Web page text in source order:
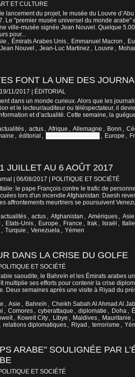
ET CULTURE
lancement du projet, le musée du Louvre
Le "premier musée universel du monde arabe"
ville-musée signée Jean Nouvel. Quelque
pour...
, Émirats Arabes Unis , Emmanuel Macron ,
Jean Nouvel , Jean-Luc Martinez , Louvre ,
FONT LA UNE DES
19/11/2017
ÉDITORIAL
dans un monde curieux. Alors que les
et le lecteur/auditeur ou téléspectateur, il
et d’actualité. Cette semaine, la
, actus , Afrique , Allemagne , Bonn ,
, éditorial , , Europe ,
JUILLET AU 6 AOÛT 2017
| 06/08/2017
POLITIQUE ET SOCIÉTÉ
le pape François contre le trafic de
lors d'un incendie Afghanistan: Daesh
affrontements meurtriers se poursuivent
actualités , actus , Afghanistan , Amériques , Asie
, Etats-Unis , Europe , France , Irak , Israël , Italie
, Turquie , Venezuela , Yémen
DANS LA CRISE DU GOLFE
ET SOCIÉTÉ
saoudite, le Bahreïn et les Émirats arabes
multiplie ses efforts pour contenir la crise
Deux semaines après une visite à Riyad du
, Asie , Bahreïn , Cheikh Sabah Al Ahmad Al
, Comores , cyberattaque , diplomatie , Doha ,
, Koweït City , Libye , Maldives , Mauritanie ,
, relations diplomatiques , Riyad , terrorisme ,
ARABE" SOULIGNÉE PAR
ET SOCIÉTÉ